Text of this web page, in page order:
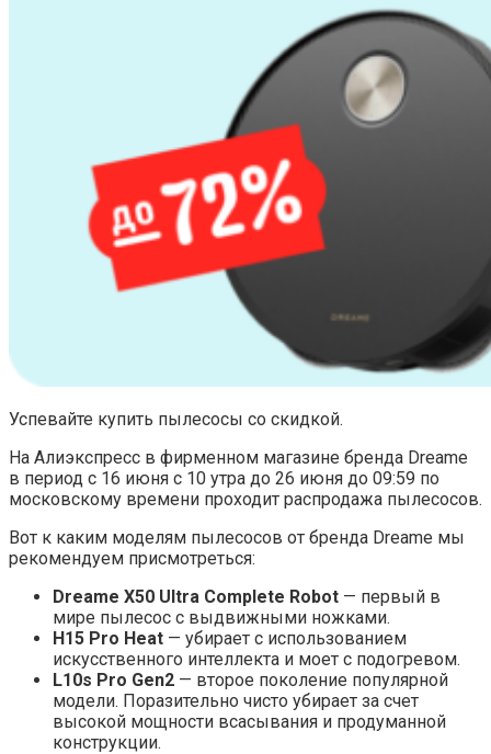
Успевайте купить пылесосы со скидкой.
На Алиэкспресс в фирменном магазине бренда Dreame
в период с 16 июня с 10 утра до 26 июня до 09:59 по
московскому времени проходит распродажа пылесосов.
Вот к каким моделям пылесосов от бренда Dreame мы
рекомендуем присмотреться:
Dreame X50 Ultra Complete Robot — первый в
мире пылесос с выдвижными ножками.
H15 Pro Heat — убирает с использованием
искусственного интеллекта и моет с подогревом.
L10s Pro Gen2 — второе поколение популярной
модели. Поразительно чисто убирает за счет
высокой мощности всасывания и продуманной
конструкции.